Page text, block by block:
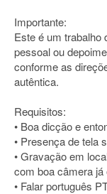
Importante:
Este é um trabalho
pessoal ou
conforme as
autêntica.
Requisitos:
• Boa dicção e
• Presença de tela
• Gravação em
com boa câmera já
• Falar português